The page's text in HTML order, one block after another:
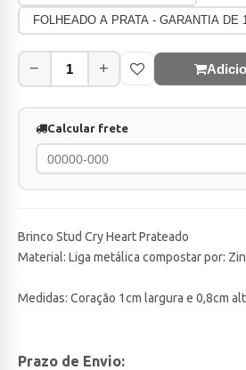
FOLHEADO A PRATA - GARANTIA DE
− +
Calcular frete
Brinco Stud Cry Heart Prateado
Material: Liga metálica compostar por:
Medidas: Coração 1cm largura e 0,8cm
Prazo de Envio: